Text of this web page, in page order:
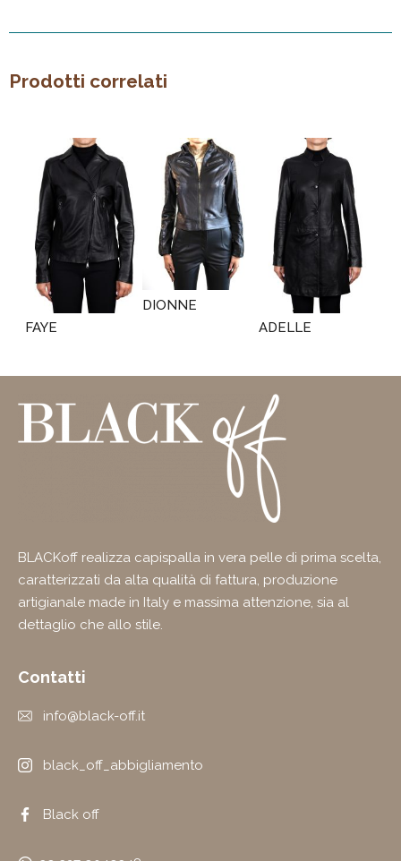
Prodotti correlati
FAYE
DIONNE
ADELLE
BLACKoff realizza capispalla in vera pelle di prima scelta,
caratterizzati da alta qualità di fattura, produzione
artigianale made in Italy e massima attenzione, sia al
dettaglio che allo stile.
Contatti
info@black-off.it
black_off_abbigliamento
Black off